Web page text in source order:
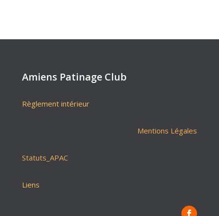
Amiens Patinage Club
Règlement intérieur
Mentions Légales
Statuts_APAC
Liens